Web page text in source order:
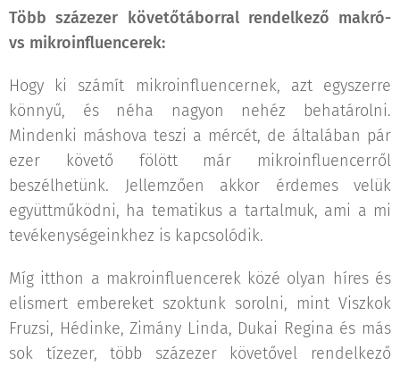
Több százezer követőtáborral rendelkező makró-
vs mikroinfluencerek:
Hogy ki számít mikroinfluencernek, azt egyszerre
könnyű, és néha nagyon nehéz behatárolni.
Mindenki máshova teszi a mércét, de általában pár
ezer követő fölött már mikroinfluencerről
beszélhetünk. Jellemzően akkor érdemes velük
együttműködni, ha tematikus a tartalmuk, ami a mi
tevékenységeinkhez is kapcsolódik.
Míg itthon a makroinfluencerek közé olyan híres és
elismert embereket szoktunk sorolni, mint Viszkok
Fruzsi, Hédinke, Zimány Linda, Dukai Regina és más
sok tízezer, több százezer követővel rendelkező